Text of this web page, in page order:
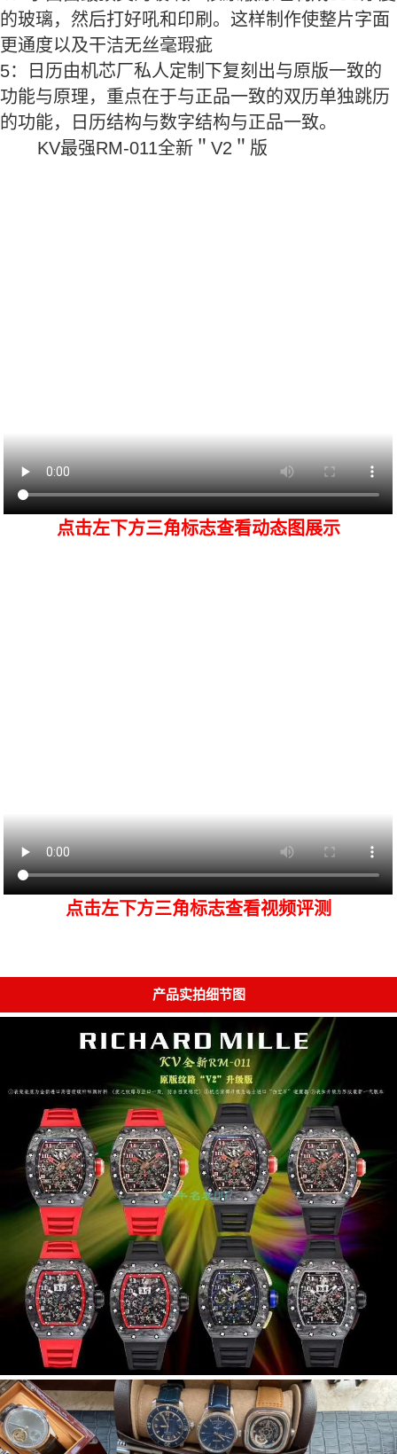
的玻璃，然后打好吼和印刷。这样制作使整片字面
更通度以及干洁无丝毫瑕疵
5：日历由机芯厂私人定制下复刻出与原版一致的
功能与原理，重点在于与正品一致的双历单独跳历
的功能，日历结构与数字结构与正品一致。
KV最强RM-011全新＂V2＂版
点击左下方三角标志查看动态图展示
点击左下方三角标志查看视频评测
产品实拍细节图